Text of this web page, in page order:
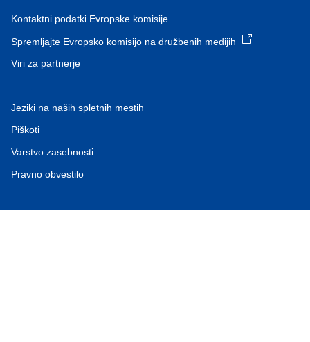
Kontaktni podatki Evropske komisije
Spremljajte Evropsko komisijo na družbenih medijih
Viri za partnerje
Jeziki na naših spletnih mestih
Piškoti
Varstvo zasebnosti
Pravno obvestilo